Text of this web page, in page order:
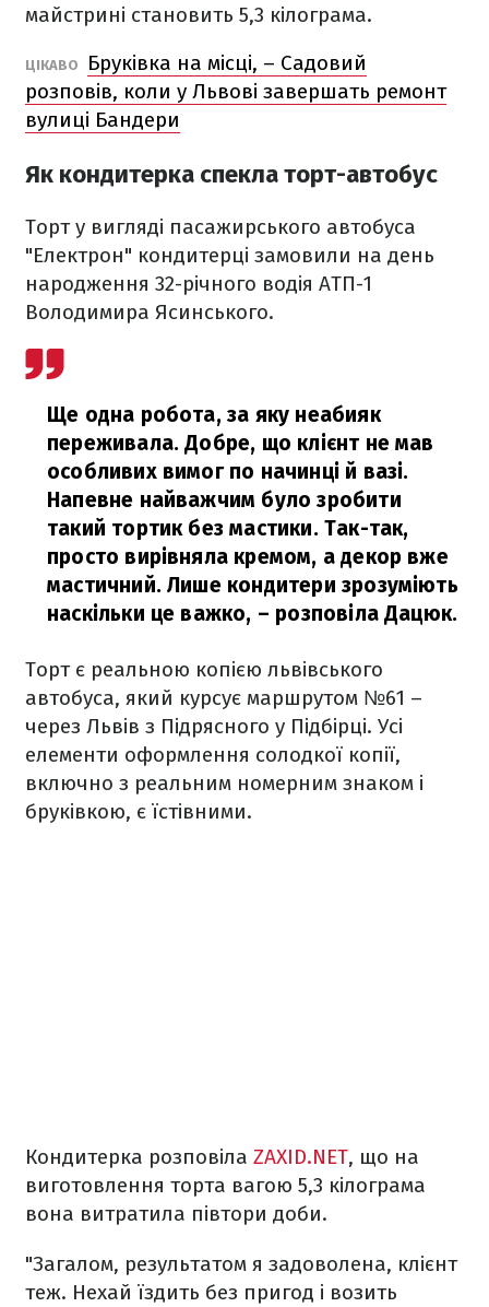
майстрині становить 5,3 кілограма.
ЦІКАВО
Бруківка на місці, – Садовий
розповів, коли у Львові завершать ремонт
вулиці Бандери
Як кондитерка спекла торт-автобус
Торт у вигляді пасажирського автобуса
"Електрон" кондитерці замовили на день
народження 32-річного водія АТП-1
Володимира Ясинського.
Ще одна робота, за яку неабияк
переживала. Добре, що клієнт не мав
особливих вимог по начинці й вазі.
Напевне найважчим було зробити
такий тортик без мастики. Так-так,
просто вирівняла кремом, а декор вже
мастичний. Лише кондитери зрозуміють
наскільки це важко, – розповіла Дацюк.
Торт є реальною копією львівського
автобуса, який курсує маршрутом №61 –
через Львів з Підрясного у Підбірці. Усі
елементи оформлення солодкої копії,
включно з реальним номерним знаком і
бруківкою, є їстівними.
Кондитерка розповіла ZAXID.NET, що на
виготовлення торта вагою 5,3 кілограма
вона витратила півтори доби.
"Загалом, результатом я задоволена, клієнт
теж. Нехай їздить без пригод і возить